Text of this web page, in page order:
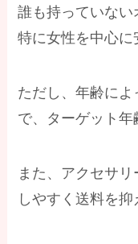
誰も持っていない
特に女性を中心に
ただし、年齢に
で、ターゲット年
また、アクセサ
しやすく送料を抑